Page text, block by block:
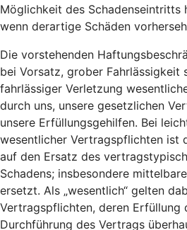
Möglichkeit des Schadenseintritts
wenn derartige Schäden
Die vorstehenden
bei Vorsatz, grober Fahrlässigkeit
fahrlässiger Verletzung
durch uns, unsere gesetzlichen
unsere Erfüllungsgehilfen. Bei
wesentlicher Vertragspflichten ist
auf den Ersatz des
Schadens; insbesondere
ersetzt. Als „wesentlich“ gelten
Vertragspflichten, deren Erfüllung
Durchführung des Vertrags